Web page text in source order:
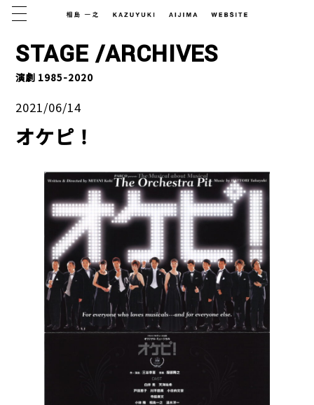
STAGE /ARCHIVES
演劇 1985-2020
2021/06/14
オケピ！